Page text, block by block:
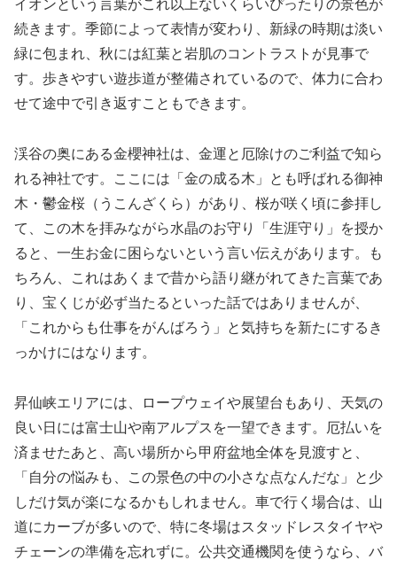
イオンという言葉がこれ以上ないくらいぴったりの景色が
続きます。季節によって表情が変わり、新緑の時期は淡い
緑に包まれ、秋には紅葉と岩肌のコントラストが見事で
す。歩きやすい遊歩道が整備されているので、体力に合わ
せて途中で引き返すこともできます。
渓谷の奥にある金櫻神社は、金運と厄除けのご利益で知ら
れる神社です。ここには「金の成る木」とも呼ばれる御神
木・鬱金桜（うこんざくら）があり、桜が咲く頃に参拝し
て、この木を拝みながら水晶のお守り「生涯守り」を授か
ると、一生お金に困らないという言い伝えがあります。も
ちろん、これはあくまで昔から語り継がれてきた言葉であ
り、宝くじが必ず当たるといった話ではありませんが、
「これからも仕事をがんばろう」と気持ちを新たにするき
っかけにはなります。
昇仙峡エリアには、ロープウェイや展望台もあり、天気の
良い日には富士山や南アルプスを一望できます。厄払いを
済ませたあと、高い場所から甲府盆地全体を見渡すと、
「自分の悩みも、この景色の中の小さな点なんだな」と少
しだけ気が楽になるかもしれません。車で行く場合は、山
道にカーブが多いので、特に冬場はスタッドレスタイヤや
チェーンの準備を忘れずに。公共交通機関を使うなら、バ